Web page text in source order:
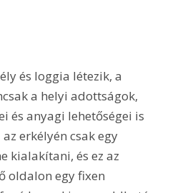
és loggia létezik, a
a helyi adottságok,
és anyagi lehetőségei is
erkélyén csak egy
kialakítani, és ez az
oldalon egy fixen